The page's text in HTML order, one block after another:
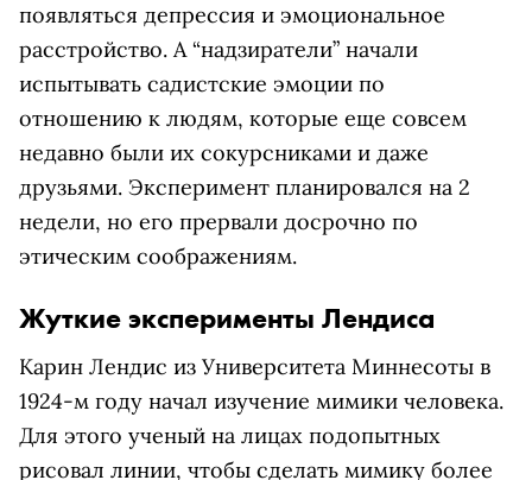
появляться депрессия и эмоциональное
расстройство. А “надзиратели” начали
испытывать садистские эмоции по
отношению к людям, которые еще совсем
недавно были их сокурсниками и даже
друзьями. Эксперимент планировался на 2
недели, но его прервали досрочно по
этическим соображениям.
Жуткие эксперименты Лендиса
Карин Лендис из Университета Миннесоты в
1924-м году начал изучение мимики человека.
Для этого ученый на лицах подопытных
рисовал линии, чтобы сделать мимику более